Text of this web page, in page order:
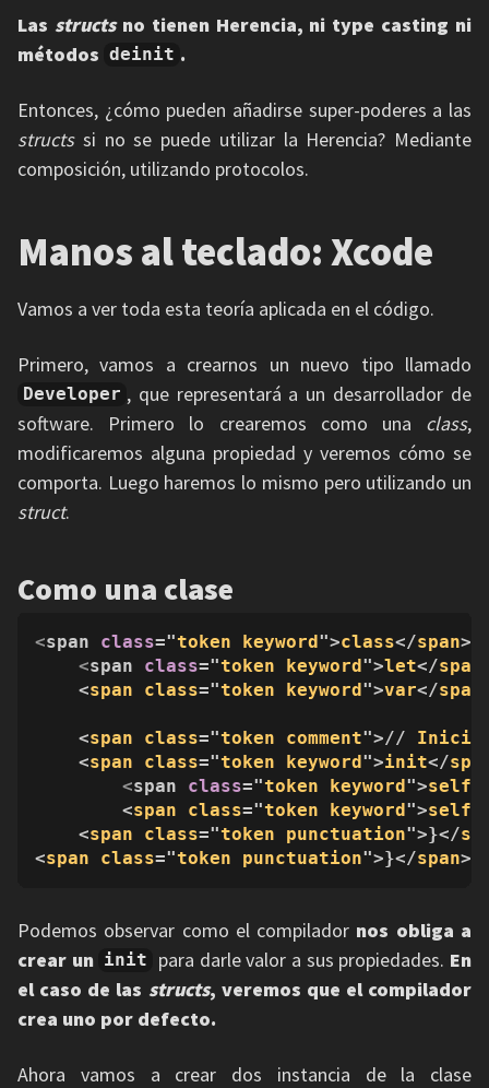
Las structsno tienen Herencia, ni type casting ni
métodos deinit .
Entonces, ¿cómo pueden añadirse super-poderes a las
structssi no se puede utilizar la Herencia? Mediante
composición, utilizando protocolos.
Manos al teclado: Xcode
Vamos a ver toda esta teoría aplicada en el código.
Primero, vamos a crearnos un nuevo tipo llamado
Developer , que representará a un desarrollador de
software. Primero lo crearemos como una class,
modificaremos alguna propiedad y veremos cómo se
comporta. Luego haremos lo mismo pero utilizando un
struct.
Como una clase
<span class="token keyword">class</span>
<span class="token keyword">let</span
    <
span class="token keyword">var</span
    <
span class="token comment">//
    <
span class="token keyword">init</
<span class="token keyword">self
        <
span class="token keyword">self
    <
span class="token punctuation">}</
<span class="token punctuation">}</span>
Podemos observar como el compilador nos obliga a
crear un init para darle valor a sus propiedades. En
el caso de las structs, veremos que el compilador
crea uno por defecto.
Ahora vamos a crear dos instancia de la clase